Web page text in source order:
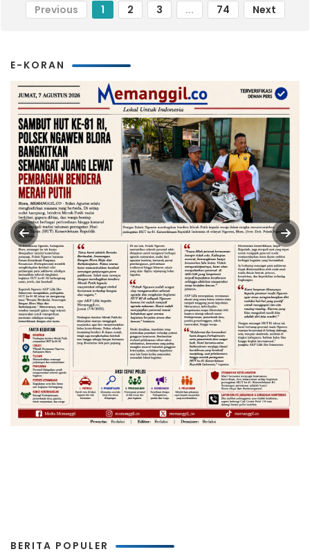
Previous 1 2 3 ... 74 Next
E-KORAN
BERITA POPULER